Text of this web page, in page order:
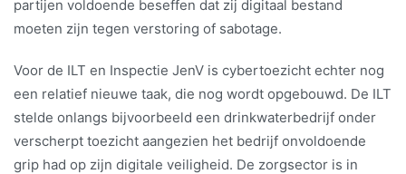
partijen voldoende beseffen dat zij digitaal bestand
moeten zijn tegen verstoring of sabotage.
Voor de ILT en Inspectie JenV is cybertoezicht echter nog
een relatief nieuwe taak, die nog wordt opgebouwd. De ILT
stelde onlangs bijvoorbeeld een drinkwaterbedrijf onder
verscherpt toezicht aangezien het bedrijf onvoldoende
grip had op zijn digitale veiligheid. De zorgsector is in